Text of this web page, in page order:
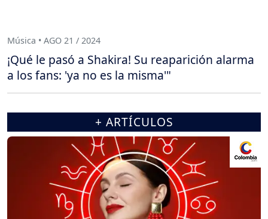
Música • AGO 21 / 2024
¡Qué le pasó a Shakira! Su reaparición alarma
a los fans: 'ya no es la misma'"
+ ARTÍCULOS